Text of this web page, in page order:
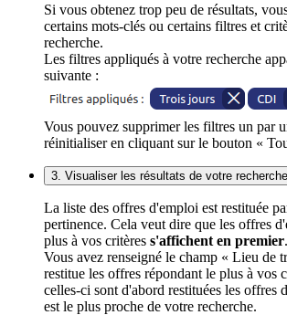
Si vous obtenez trop peu de résultats,
certains mots-clés ou certains filtres et
recherche.
Les filtres appliqués à votre recherche
suivante :
Vous pouvez supprimer les filtres un par
réinitialiser en cliquant sur le bouton «
3. Visualiser les résultats de votre recherche
La liste des offres d'emploi est restituée
pertinence. Cela veut dire que les offres
plus à vos critères s'affichent en premier.
Vous avez renseigné le champ « Lieu de
restitue les offres répondant le plus à vos
celles-ci sont d'abord restituées les offres
est le plus proche de votre recherche.